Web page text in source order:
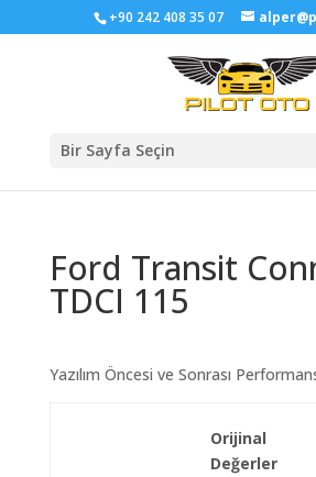
+90 242 408 35 07
Bir Sayfa Seçin
Ford Transit
TDCI 115
Yazılım Öncesi ve Sonrası
Orijinal
Değerler